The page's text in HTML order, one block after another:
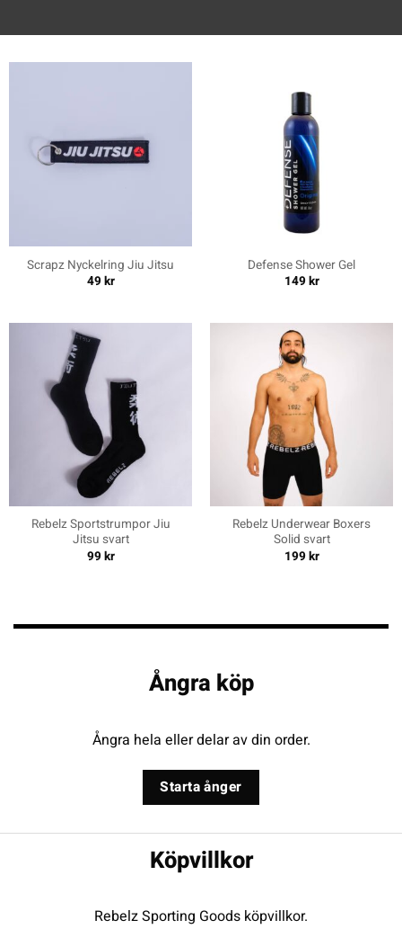
Scrapz Nyckelring Jiu Jitsu
49kr
Defense Shower Gel
149kr
Rebelz Sportstrumpor Jiu
Jitsu svart
99kr
Rebelz Underwear Boxers
Solid svart
199kr
Ångra köp
Ångra hela eller delar av din order.
Starta ånger
Köpvillkor
Rebelz Sporting Goods köpvillkor.